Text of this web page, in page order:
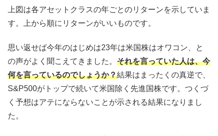
上図は各アセットクラスの年ごとのリターンを示していま
す。上から順にリターンがいいものです。
思い返せば今年のはじめは23年は米国株はオワコン、と
の声がよく聞こえてきました。 それを言っていた人は、今
何を言っているのでしょうか？結果はまったくの真逆で、
S&P500がトップで続いて米国除く先進国株です。つくづ
く予想はアテにならないことが示される結果になりまし
た。